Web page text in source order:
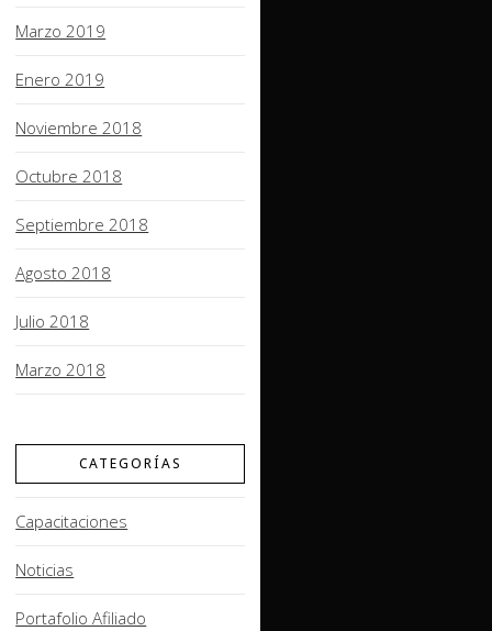
Marzo 2019
Enero 2019
Noviembre 2018
Octubre 2018
Septiembre 2018
Agosto 2018
Julio 2018
Marzo 2018
CATEGORÍAS
Capacitaciones
Noticias
Portafolio Afiliado